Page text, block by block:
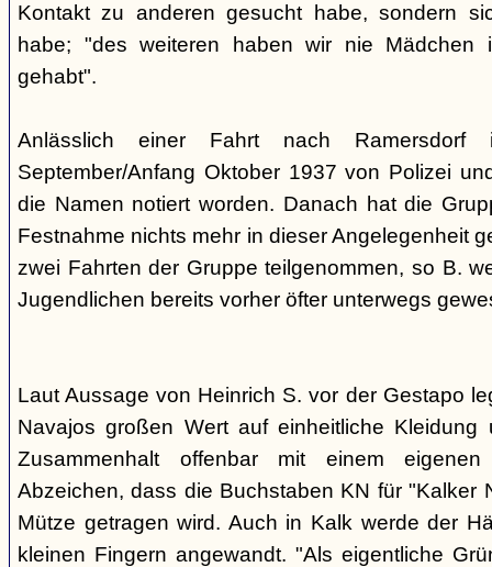
Kontakt zu anderen gesucht habe, sondern
habe; "des weiteren haben wir nie Mädchen
gehabt".
Anlässlich einer Fahrt nach
September/Anfang Oktober 1937 von Polizei
die Namen notiert worden. Danach hat die
Festnahme nichts mehr in dieser Angelegenheit
zwei Fahrten der Gruppe teilgenommen, so B.
Jugendlichen bereits vorher öfter unterwegs
Laut Aussage von Heinrich S. vor der Gestapo
Navajos großen Wert auf einheitliche Kleidung
Zusammenhalt offenbar mit einem
Abzeichen, dass die Buchstaben KN für "Kalker
Mütze getragen wird. Auch in Kalk werde der
kleinen Fingern angewandt. "Als eigentliche